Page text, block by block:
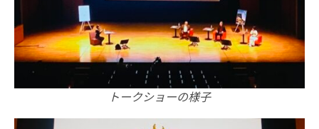
トークショーの様子